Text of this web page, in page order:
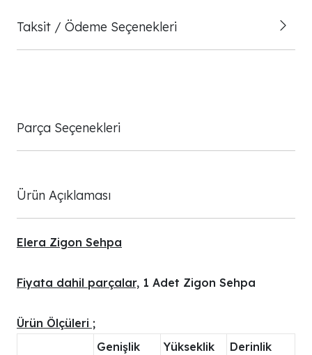
Taksit / Ödeme Seçenekleri
Parça Seçenekleri
Ürün Açıklaması
Elera Zigon Sehpa
Fiyata dahil parçalar, 1 Adet Zigon Sehpa
Ürün Ölçüleri ;
Genişlik
Yükseklik
Derinlik